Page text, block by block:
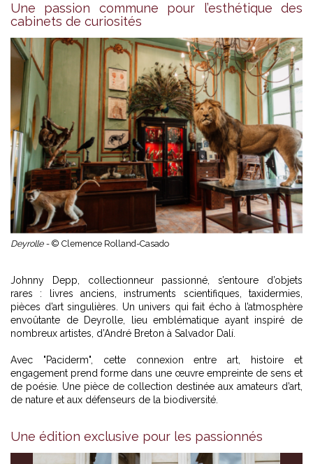
Une passion commune pour l’esthétique des
cabinets de curiosités
Deyrolle - © Clemence Rolland-Casado
Johnny Depp, collectionneur passionné, s’entoure d’objets
rares : livres anciens, instruments scientifiques, taxidermies,
pièces d’art singulières. Un univers qui fait écho à l’atmosphère
envoûtante de Deyrolle, lieu emblématique ayant inspiré de
nombreux artistes, d’André Breton à Salvador Dalí.
Avec "Paciderm", cette connexion entre art, histoire et
engagement prend forme dans une œuvre empreinte de sens et
de poésie. Une pièce de collection destinée aux amateurs d’art,
de nature et aux défenseurs de la biodiversité.
Une édition exclusive pour les passionnés